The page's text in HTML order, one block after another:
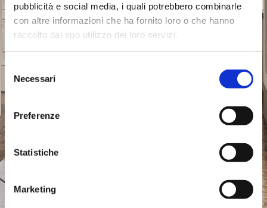
pubblicità e social media, i quali potrebbero combinarle
con altre informazioni che ha fornito loro o che hanno
raccolto dal suo utilizzo dei loro servizi.
Selezione
del
consenso
Necessari
Preferenze
Statistiche
Marketing